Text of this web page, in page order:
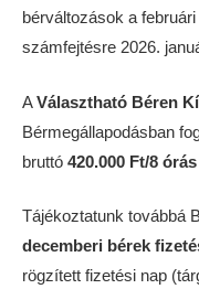
bérváltozások a
számfejtésre 2026.
AVálasztható Béren
Bérmegállapodásban
bruttó 420.000 Ft/8
Tájékoztatunk továbbá
decemberi bérek
rögzített fizetési nap